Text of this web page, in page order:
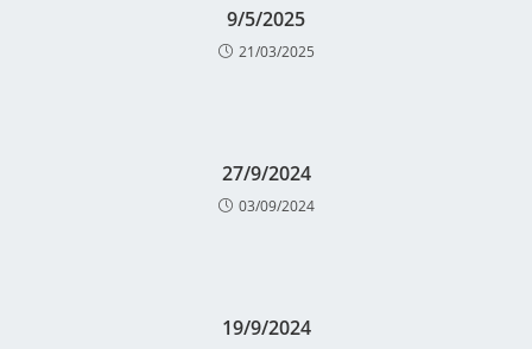
9/5/2025
21/03/2025
27/9/2024
03/09/2024
19/9/2024